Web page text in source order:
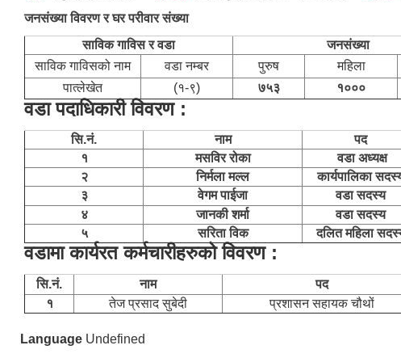
जनसंख्या विवरण र घर परीवार संख्या
साविक गाविस र वडा
जनसंख्या
साविक गाविसको नाम वडा नम्बर पुरुष महिला
पात्लेखेत
(१-९) ७५३ १०००
वडा पदाधिकारी विवरण :
सि.नं. नाम पद
१
मसविर रोका वडा अध्यक्ष
२
निर्मला मल्ल कार्यपालिका
३
वेगम पाईजा वडा सदस्य
४
जानकी शर्मा वडा सदस्य
५
सरिता विक दलित महिला
वडामा कार्यरत कर्मचारीहरुको विवरण :
सि.नं. नाम पद
१
तेज प्रसाद सुबेदी प्रशासन सहायक चौथों
Language Undefined